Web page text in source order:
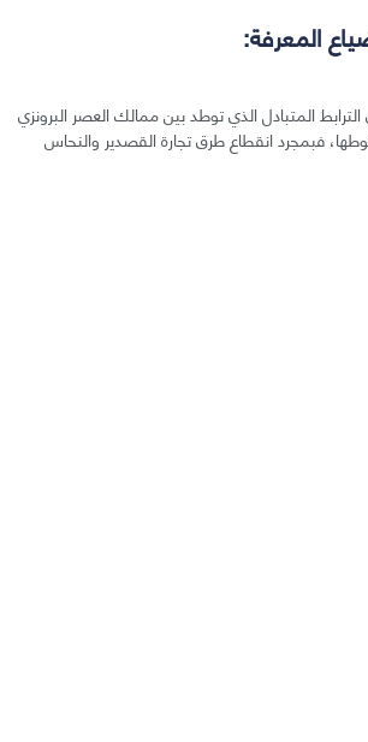
المعرفة:
المتبادل الذي توطد بين ممالك العصر البرونزي
فبمجرد انقطاع طرق تجارة القصدير والنحاس